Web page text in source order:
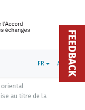
FR ADMIN
oriental
au titre de la
FEEDBACK